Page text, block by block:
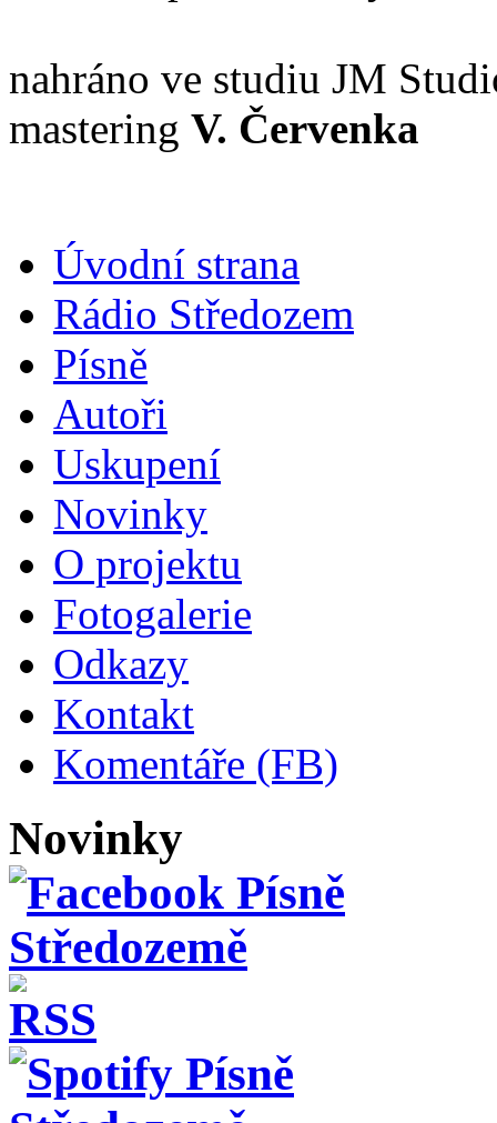
nahráno ve studiu JM
mastering V. Červenka
Úvodní strana
Rádio Středozem
Písně
Autoři
Uskupení
Novinky
O projektu
Fotogalerie
Odkazy
Kontakt
Komentáře (FB)
Novinky